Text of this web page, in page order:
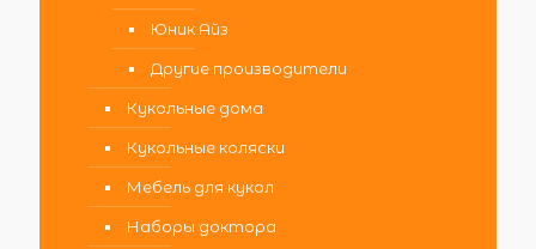
Юник Айз
Другие производители
Кукольные дома
Кукольные коляски
Мебель для кукол
Наборы доктора